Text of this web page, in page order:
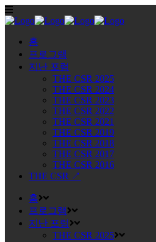
홈
프로그램
지난 포럼
THE CSR 2025
THE CSR 2024
THE CSR 2023
THE CSR 2022
THE CSR 2021
THE CSR 2019
THE CSR 2018
THE CSR 2017
THE CSR 2016
THE CSR ↗
홈
프로그램
지난 포럼
THE CSR 2025